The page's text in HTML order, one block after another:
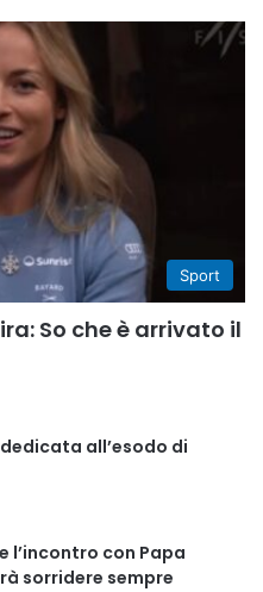
Sport
So che è arrivato il
all’esodo di
l’incontro con Papa
sorridere sempre